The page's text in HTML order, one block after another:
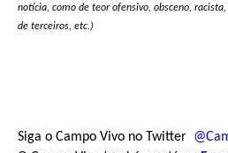
notícia, como de teor ofensivo, obsceno,
de terceiros, etc.)
Siga o Campo Vivo no Twitter